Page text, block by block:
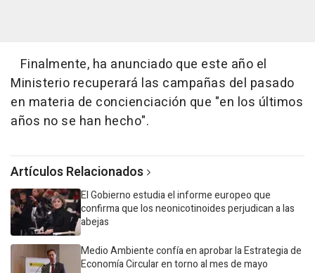
Finalmente, ha anunciado que este año el
Ministerio recuperará las campañas del pasado
en materia de concienciación que "en los últimos
años no se han hecho".
Artículos Relacionados
El Gobierno estudia el informe europeo que
confirma que los neonicotinoides perjudican a las
abejas
Medio Ambiente confía en aprobar la Estrategia de
Economía Circular en torno al mes de mayo